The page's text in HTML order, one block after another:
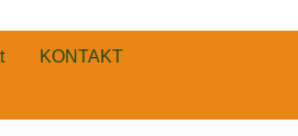
KONTAKT